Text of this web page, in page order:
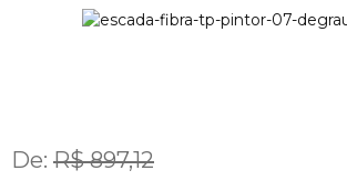
De: R$ 897,12